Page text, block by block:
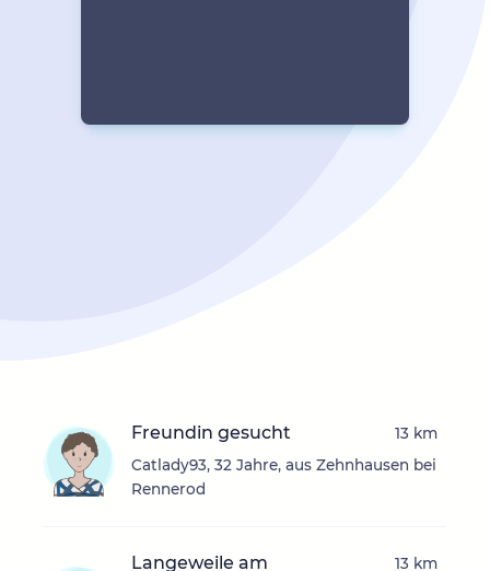
Freundin gesucht
Catlady93, 32 Jahre, aus Zehnhausen bei
Rennerod
13 km
Langeweile am 13 km